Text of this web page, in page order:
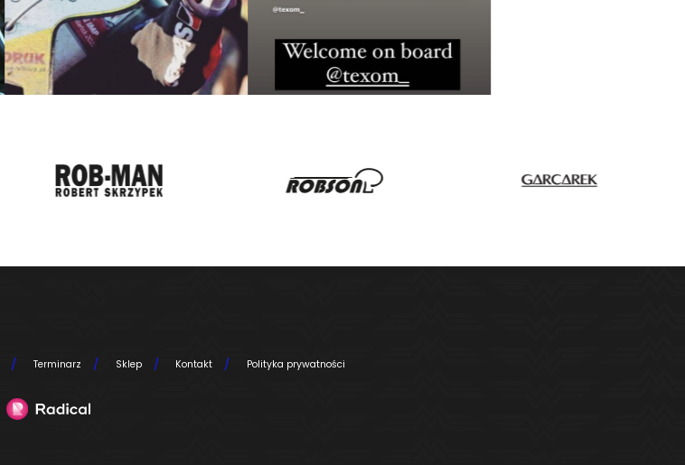
Terminarz Sklep Kontakt Polityka prywatności